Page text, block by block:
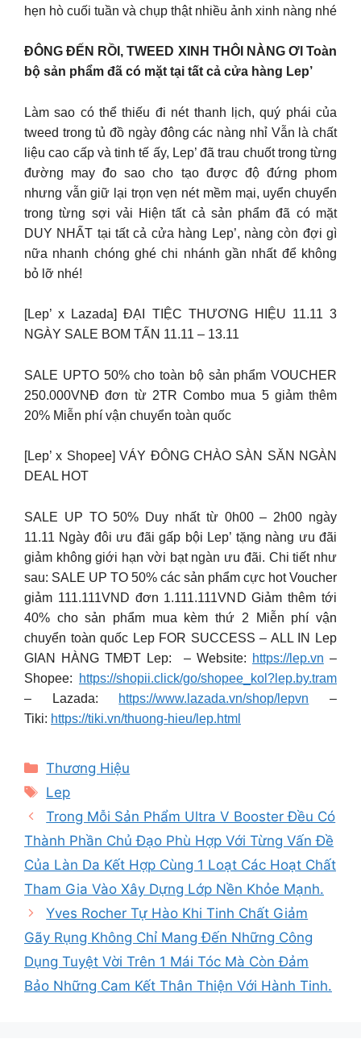
hẹn hò cuối tuần và chụp thật nhiều ảnh xinh nàng nhé
ĐÔNG ĐẾN RỒI, TWEED XINH THÔI NÀNG ƠI Toàn
bộ sản phẩm đã có mặt tại tất cả cửa hàng Lep’
Làm sao có thể thiếu đi nét thanh lịch, quý phái của
tweed trong tủ đồ ngày đông các nàng nhỉ Vẫn là chất
liệu cao cấp và tinh tế ấy, Lep’ đã trau chuốt trong từng
đường may đo sao cho tạo được độ đứng phom
nhưng vẫn giữ lại trọn vẹn nét mềm mại, uyển chuyển
trong từng sợi vải Hiện tất cả sản phẩm đã có mặt
DUY NHẤT tại tất cả cửa hàng Lep’, nàng còn đợi gì
nữa nhanh chóng ghé chi nhánh gần nhất để không
bỏ lỡ nhé!
[Lep’ x Lazada] ĐẠI TIỆC THƯƠNG HIỆU 11.11 3
NGÀY SALE BOM TẤN 11.11 – 13.11
SALE UPTO 50% cho toàn bộ sản phẩm VOUCHER
250.000VNĐ đơn từ 2TR Combo mua 5 giảm thêm
20% Miễn phí vận chuyển toàn quốc
[Lep’ x Shopee] VÁY ĐÔNG CHÀO SÀN SĂN NGÀN
DEAL HOT
SALE UP TO 50% Duy nhất từ 0h00 – 2h00 ngày
11.11 Ngày đôi ưu đãi gấp bội Lep’ tặng nàng ưu đãi
giảm không giới hạn vời bạt ngàn ưu đãi. Chi tiết như
sau: SALE UP TO 50% các sản phẩm cực hot Voucher
giảm 111.111VND đơn 1.111.111VND Giảm thêm tới
40% cho sản phẩm mua kèm thứ 2 Miễn phí vận
chuyển toàn quốc Lep FOR SUCCESS – ALL IN Lep
GIAN HÀNG TMĐT Lep: – Website: https://lep.vn –
Shopee:
https://shopii.click/go/shopee_kol?lep.by.tram
– Lazada: https://www.lazada.vn/shop/lepvn –
Tiki: https://tiki.vn/thuong-hieu/lep.html
Categories
Thương Hiệu
Tags
Lep
Trong Mỗi Sản Phẩm Ultra V Booster Đều Có
Thành Phần Chủ Đạo Phù Hợp Với Từng Vấn Đề
Của Làn Da Kết Hợp Cùng 1 Loạt Các Hoạt Chất
Tham Gia Vào Xây Dựng Lớp Nền Khỏe Mạnh.
Yves Rocher Tự Hào Khi Tinh Chất Giảm
Gãy Rụng Không Chỉ Mang Đến Những Công
Dụng Tuyệt Vời Trên 1 Mái Tóc Mà Còn Đảm
Bảo Những Cam Kết Thân Thiện Với Hành Tinh.